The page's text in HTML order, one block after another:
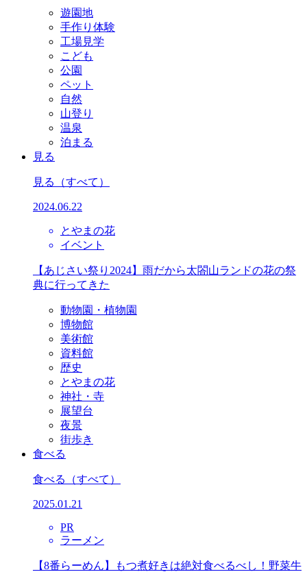
遊園地
手作り体験
工場見学
こども
公園
ペット
自然
山登り
温泉
泊まる
見る
見る （すべて）
2024.06.22
とやまの花
イベント
【あじさい祭り2024】雨だから太閤山ランドの花の祭
典に行ってきた
動物園・植物園
博物館
美術館
資料館
歴史
とやまの花
神社・寺
展望台
夜景
街歩き
食べる
食べる （すべて）
2025.01.21
PR
ラーメン
【8番らーめん】もつ煮好きは絶対食べるべし！野菜牛